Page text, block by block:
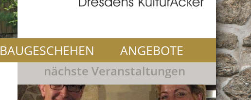
BAUGESCHEHEN ANGEBOTE
nächste Veranstaltungen